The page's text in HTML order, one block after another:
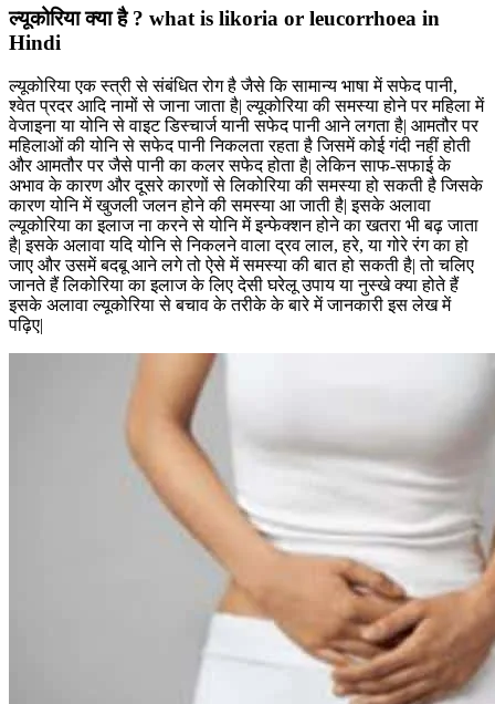
ल्यूकोरिया क्या है ? what is likoria or leucorrhoea in
Hindi
ल्यूकोरिया एक स्त्री से संबंधित रोग है जैसे कि सामान्य भाषा में सफेद पानी,
श्वेत प्रदर आदि नामों से जाना जाता है| ल्यूकोरिया की समस्या होने पर महिला में
वेजाइना या योनि से वाइट डिस्चार्ज यानी सफेद पानी आने लगता है| आमतौर पर
महिलाओं की योनि से सफेद पानी निकलता रहता है जिसमें कोई गंदी नहीं होती
और आमतौर पर जैसे पानी का कलर सफेद होता है| लेकिन साफ-सफाई के
अभाव के कारण और दूसरे कारणों से लिकोरिया की समस्या हो सकती है जिसके
कारण योनि में खुजली जलन होने की समस्या आ जाती है| इसके अलावा
ल्यूकोरिया का इलाज ना करने से योनि में इन्फेक्शन होने का खतरा भी बढ़ जाता
है| इसके अलावा यदि योनि से निकलने वाला द्रव लाल, हरे, या गोरे रंग का हो
जाए और उसमें बदबू आने लगे तो ऐसे में समस्या की बात हो सकती है| तो चलिए
जानते हैं लिकोरिया का इलाज के लिए देसी घरेलू उपाय या नुस्खे क्या होते हैं
इसके अलावा ल्यूकोरिया से बचाव के तरीके के बारे में जानकारी इस लेख में
पढ़िए|